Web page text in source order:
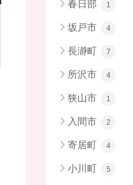
春日部 1
坂戸市 4
長瀞町 7
所沢市 4
狭山市 1
入間市 2
寄居町 4
小川町 5